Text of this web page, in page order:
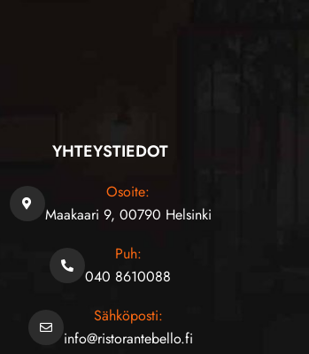
YHTEYSTIEDOT
Osoite:
Maakaari 9, 00790 Helsinki
Puh:
040 8610088
Sähköposti:
info@ristorantebello.fi